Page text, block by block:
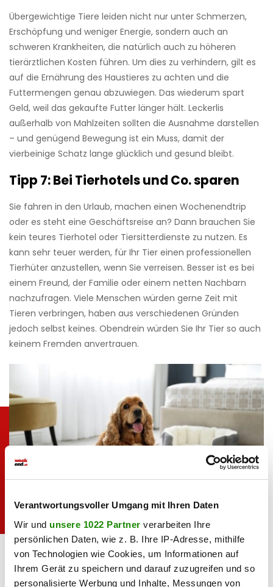
Verantwortungsvoller Umgang mit Ihren Daten
Wir und unsere 1022 Partner verarbeiten Ihre
persönlichen Daten, wie z. B. Ihre IP-Adresse, mithilfe
von Technologien wie Cookies, um Informationen auf
Ihrem Gerät zu speichern und darauf zuzugreifen und so
personalisierte Werbung und Inhalte, Messungen von
Übergewichtige Tiere leiden nicht nur unter Schmerzen,
Erschöpfung und weniger Energie, sondern auch an
schweren Krankheiten, die natürlich auch zu höheren
tierärztlichen Kosten führen. Um dies zu verhindern, gilt es
auf die Ernährung des Haustieres zu achten und die
Futtermengen genau abzuwiegen. Das wiederum spart
Geld, weil das gekaufte Futter länger hält. Leckerlis
außerhalb von Mahlzeiten sollten die Ausnahme darstellen
– und genügend Bewegung ist ein Muss, damit der
vierbeinige Schatz lange glücklich und gesund bleibt.
Tipp 7: Bei Tierhotels und Co. sparen
Sie fahren in den Urlaub, machen einen Wochenendtrip
oder es steht eine Geschäftsreise an? Dann brauchen Sie
kein teures Tierhotel oder Tiersitterdienste zu nutzen. Es
kann sehr teuer werden, für Ihr Tier einen professionellen
Tierhüter anzustellen, wenn Sie verreisen. Besser ist es bei
einem Freund, der Familie oder einem netten Nachbarn
nachzufragen. Viele Menschen würden gerne Zeit mit
Tieren verbringen, haben aus verschiedenen Gründen
jedoch selbst keines. Obendrein würden Sie Ihr Tier so auch
keinem Fremden anvertrauen.
Bei Reisen: Freunde und Verwandte sind auch
tolle Tierbetreuer&nbsp;
iStock.com/Liudmil
a Chernetska
Tipp 8: Haushaltsbuch für das Haustier